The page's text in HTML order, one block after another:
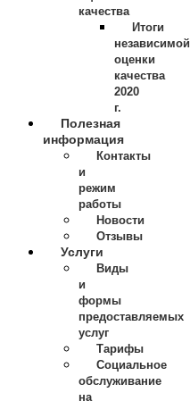
качества
Итоги
независимой
оценки
качества
2020
г.
Полезная
информация
Контакты
и
режим
работы
Новости
Отзывы
Услуги
Виды
и
формы
предоставляемых
услуг
Тарифы
Социальное
обслуживание
на